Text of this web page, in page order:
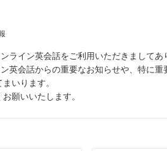
ライン英会話をご利用いただきましてあ
英会話からの重要なお知らせや、特に
いります。
願いいたします。